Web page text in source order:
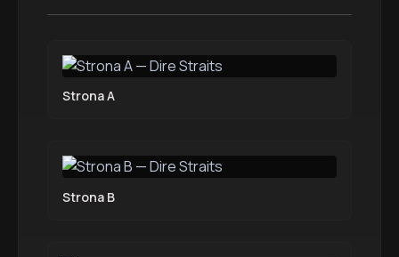
Strona A
Strona B